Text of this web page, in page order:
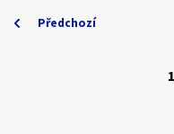
Předchozí
1